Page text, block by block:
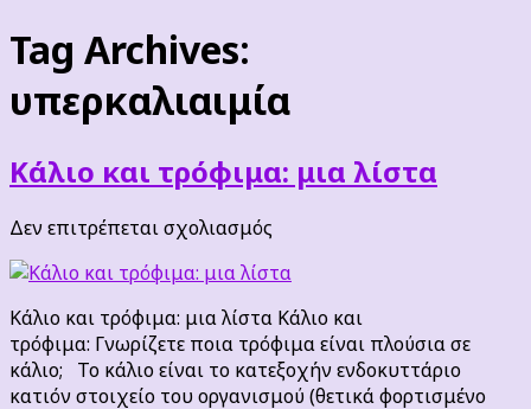
Tag Archives:
υπερκαλιαιμία
Κάλιο και τρόφιμα: μια λίστα
Δεν επιτρέπεται σχολιασμός
και
τρόφιμα:
μια
λίστα
Κάλιο και τρόφιμα: μια λίστα Κάλιο και
τρόφιμα: Γνωρίζετε ποια τρόφιμα είναι πλούσια σε
κάλιο; Το κάλιο είναι το κατεξοχήν ενδοκυττάριο
κατιόν στοιχείο του οργανισμού (θετικά φορτισμένο